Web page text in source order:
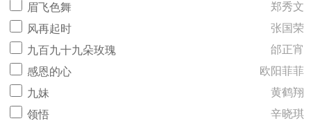
眉飞色舞
郑秀文
风再起时
张国荣
九百九十九朵玫瑰
邰正宵
感恩的心
欧阳菲菲
九妹
黄鹤翔
领悟
辛晓琪